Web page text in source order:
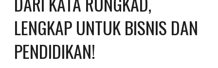
LENGKAP UNTUK BISNIS DAN
PENDIDIKAN!